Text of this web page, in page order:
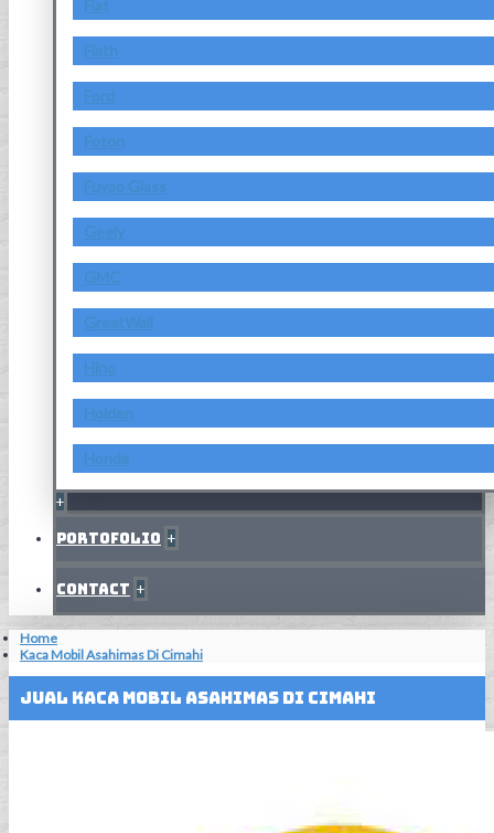
Fiat
Fiath
Ford
Foton
Fuyao Glass
Geely
GMC
GreatWall
Hino
Holden
Honda
+
Portofolio +
Contact +
Home
Kaca Mobil Asahimas Di Cimahi
Jual Kaca Mobil Asahimas Di Cimahi